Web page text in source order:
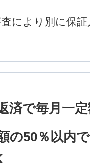
により別に保
済で毎月一
の50％以内